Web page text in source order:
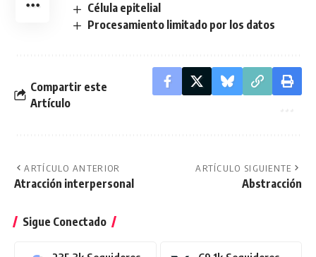
Célula epitelial
Procesamiento limitado por los datos
Compartir este
Artículo
ARTÍCULO ANTERIOR
Atracción interpersonal
ARTÍCULO SIGUIENTE
Abstracción
Sigue Conectado